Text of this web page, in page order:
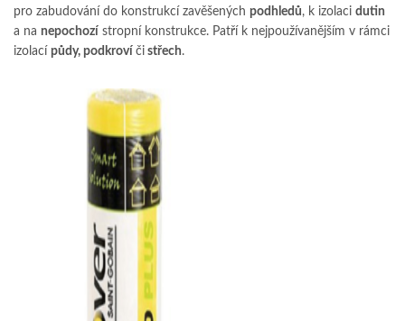
pro zabudování do konstrukcí zavěšených podhledů, k izolaci dutin
a na nepochozí stropní konstrukce. Patří k nejpoužívanějším v rámci
izolací půdy, podkroví či střech.